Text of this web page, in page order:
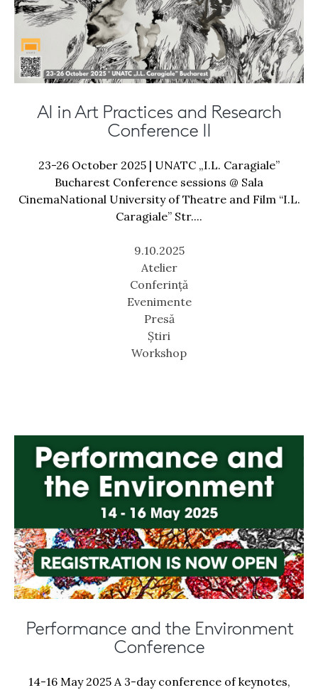
AI in Art Practices and Research
Conference II
23-26 October 2025 | UNATC „I.L. Caragiale”
Bucharest Conference sessions @ Sala
CinemaNational University of Theatre and Film “I.L.
Caragiale” Str....
9.10.2025
Atelier
Conferință
Evenimente
Presă
Știri
Workshop
Performance and the Environment
Conference
14-16 May 2025 A 3-day conference of keynotes,